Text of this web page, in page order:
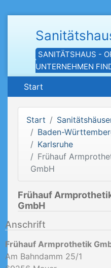
SANITÄTSHAUS -
UNTERNEHMEN
Start
Start
Baden-
Karlsruhe
Frühauf
GmbH
Frühauf
GmbH
Anschrift
Frühauf Armprothetik
Am Bahndamm 25/1